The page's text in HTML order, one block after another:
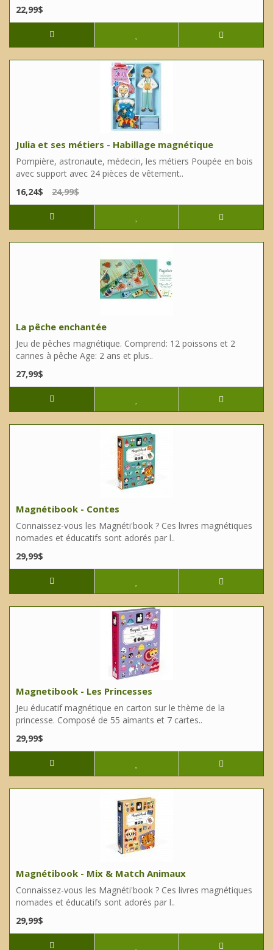
22,99$
Julia et ses métiers - Habillage magnétique
Pompière, astronaute, médecin, les métiers Poupée en bois
avec support avec 24 pièces de vêtement..
16,24$
24,99$
La pêche enchantée
Jeu de pêches magnétique. Comprend: 12 poissons et 2
cannes à pêche Age: 2 ans et plus..
27,99$
Magnétibook - Contes
Connaissez-vous les Magnéti'book ? Ces livres magnétiques
nomades et éducatifs sont adorés par l..
29,99$
Magnetibook - Les Princesses
Jeu éducatif magnétique en carton sur le thème de la
princesse. Composé de 55 aimants et 7 cartes..
29,99$
Magnétibook - Mix & Match Animaux
Connaissez-vous les Magnéti'book ? Ces livres magnétiques
nomades et éducatifs sont adorés par l..
29,99$